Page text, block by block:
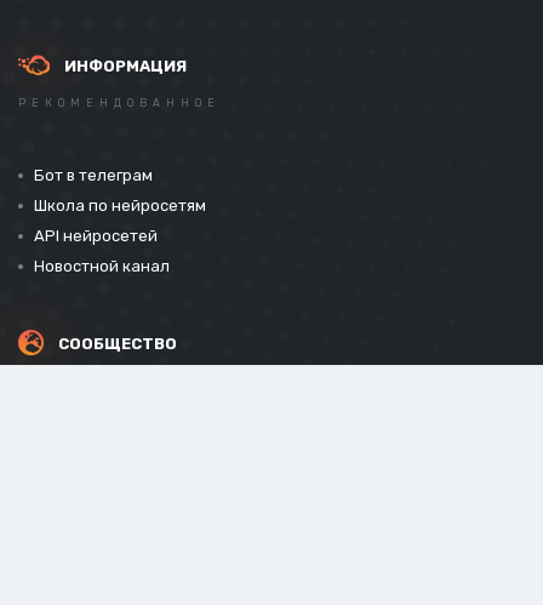
ИНФОРМАЦИЯ
РЕКОМЕНДОВАННОЕ
Бот в телеграм
Школа по нейросетям
API нейросетей
Новостной канал
СООБЩЕСТВО